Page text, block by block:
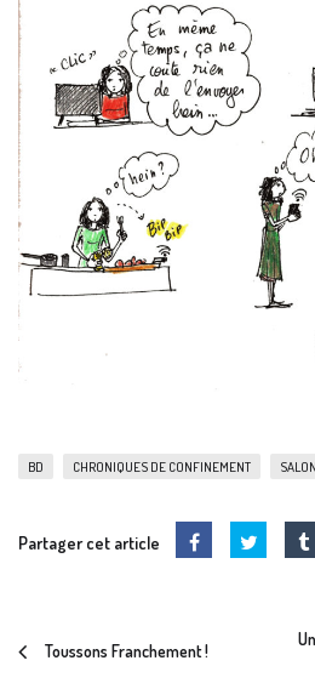
BD CHRONIQUES DE CONFINEMENT
Partager cet article
Toussons Franchement !